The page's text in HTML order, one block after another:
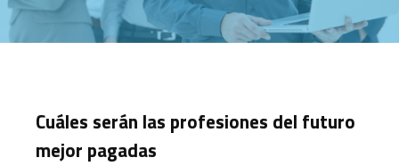
Cuáles serán las profesiones del futuro
mejor pagadas